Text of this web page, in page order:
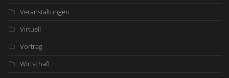
Veranstaltungen
Virtuell
Vortrag
Wirtschaft